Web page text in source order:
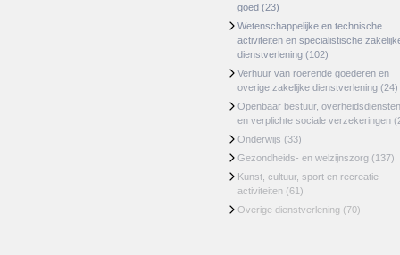
goed (23)
Wetenschappelijke en technische
activiteiten en specialistische
dienstverlening (102)
Verhuur van roerende goederen en
overige zakelijke dienstverlening (24)
Openbaar bestuur, overheidsdiensten
en verplichte sociale verzekeringen
Onderwijs (33)
Gezondheids- en welzijnszorg (137)
Kunst, cultuur, sport en recreatie-
activiteiten (61)
Overige dienstverlening (70)